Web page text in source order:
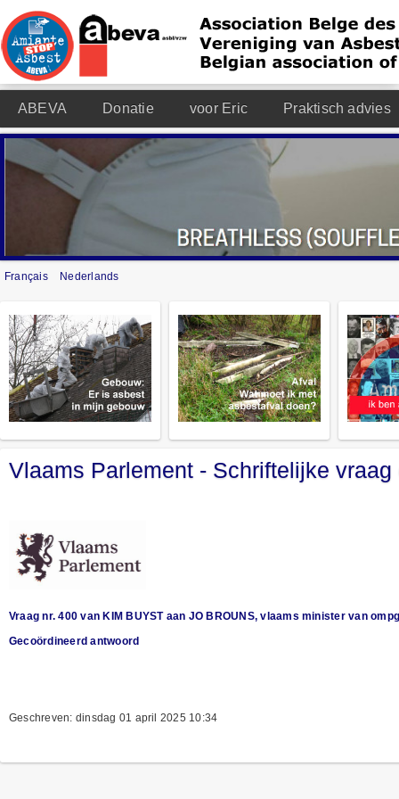
ABEVA Donatie voor Eric Praktisch advies
Français Nederlands
Vlaams Parlement - Schriftelijke
Vraag nr. 400 van KIM BUYST aan JO BROUNS, vlaams minister van
Gecoördineerd antwoord
Geschreven: dinsdag 01 april 2025 10:34